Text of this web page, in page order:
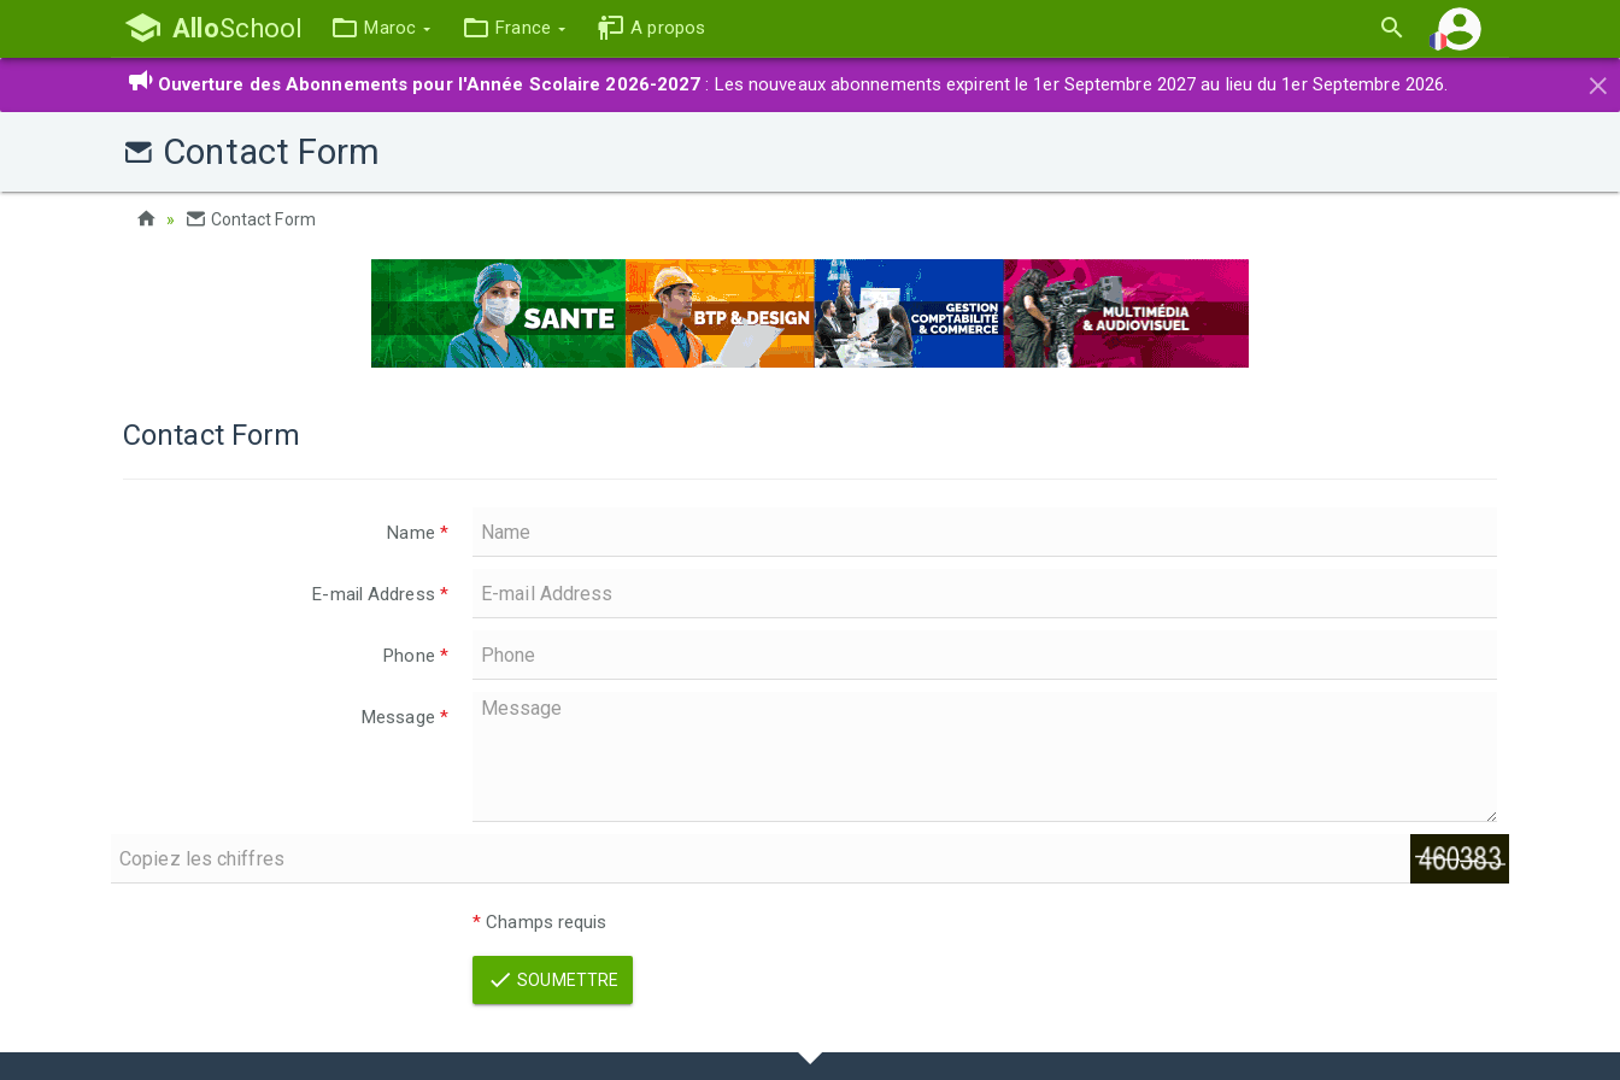
AlloSchool Maroc France A propos
×
Ouverture des Abonnements pour l'Année Scolaire 2026-2027 : Les nouveaux abonnements expirent le 1er Septembre 2027 au lieu du 1er Septembre 2026.
Contact Form
Contact Form
Contact Form
Name *
E-mail Address *
Phone *
Message *
* Champs requis
SOUMETTRE